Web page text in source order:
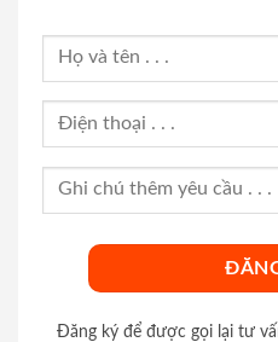
Đăng ký để được gọi lại tư